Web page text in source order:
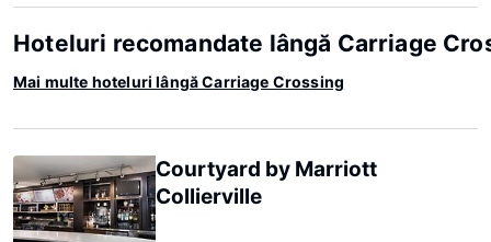
Hoteluri recomandate lângă Carriage
Mai multe hoteluri lângă Carriage Crossing
Courtyard by Marriott
Collierville